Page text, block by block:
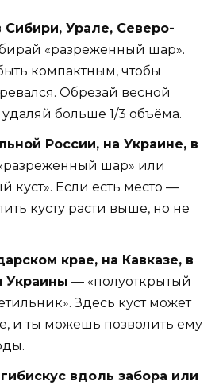
Урале, Северо-
«разреженный шар».
компактным, чтобы
Обрезай весной
удаляй больше 1/3 объёма.
России, на Украине, в
шар» или
куст». Если есть место —
кусту расти выше, но не
крае, на Кавказе, в
Украины — «полуоткрытый
Здесь куст может
и ты можешь позволить ему
вдоль забора или